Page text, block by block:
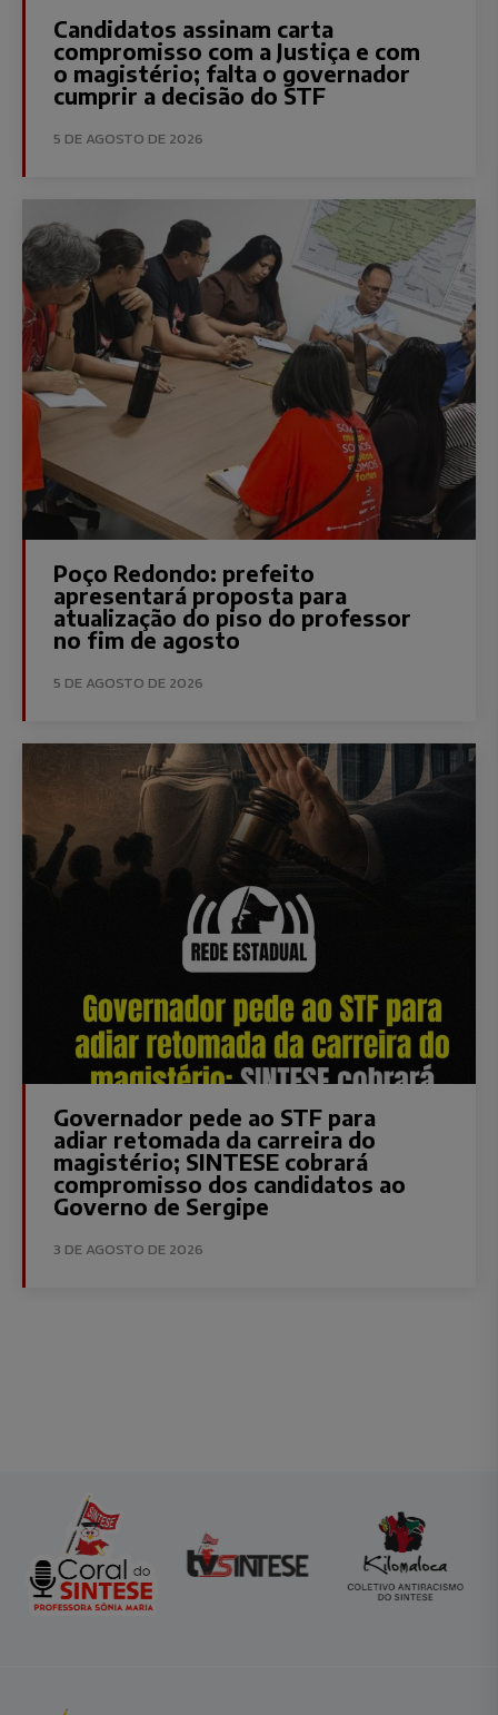
Candidatos assinam carta
compromisso com a Justiça e com
o magistério; falta o governador
cumprir a decisão do STF
5 DE AGOSTO DE 2026
Poço Redondo: prefeito
apresentará proposta para
atualização do piso do professor
no fim de agosto
5 DE AGOSTO DE 2026
Governador pede ao STF para
adiar retomada da carreira do
magistério; SINTESE cobrará
compromisso dos candidatos ao
Governo de Sergipe
3 DE AGOSTO DE 2026